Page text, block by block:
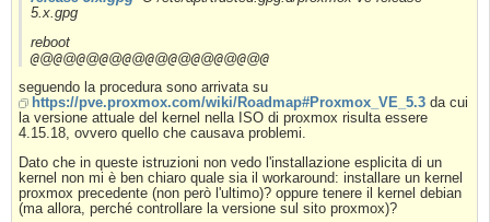
5.x.gpg
reboot
@@@@@@@@@@@@@@@@@@@@@
seguendo la procedura sono arrivata su
https://pve.proxmox.com/wiki/Roadmap#Proxmox_VE_5.3 da cui
la versione attuale del kernel nella ISO di proxmox risulta essere
4.15.18, ovvero quello che causava problemi.
Dato che in queste istruzioni non vedo l'installazione esplicita di un
kernel non mi è ben chiaro quale sia il workaround: installare un kernel
proxmox precedente (non però l'ultimo)? oppure tenere il kernel debian
(ma allora, perché controllare la versione sul sito proxmox)?